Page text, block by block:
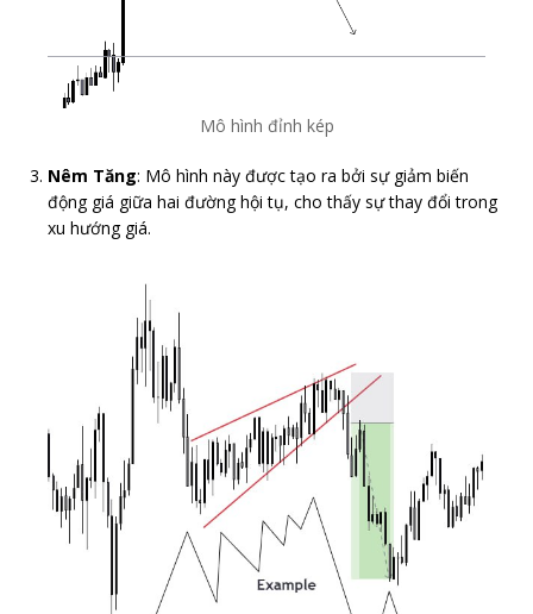
Mô hình đỉnh kép
Nêm Tăng: Mô hình này được tạo ra bởi sự giảm biến
động giá giữa hai đường hội tụ, cho thấy sự thay đổi trong
xu hướng giá.